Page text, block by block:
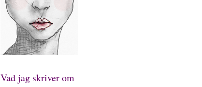
Vad jag skriver om